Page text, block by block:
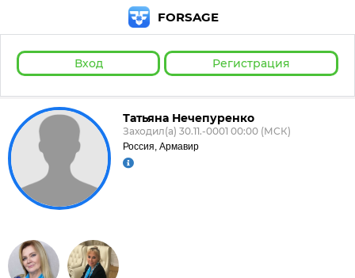
FORSAGE
Вход Регистрация
Татьяна Нечепуренко
Заходил(а) 30.11.-0001 00:00 (МСК)
Россия, Армавир